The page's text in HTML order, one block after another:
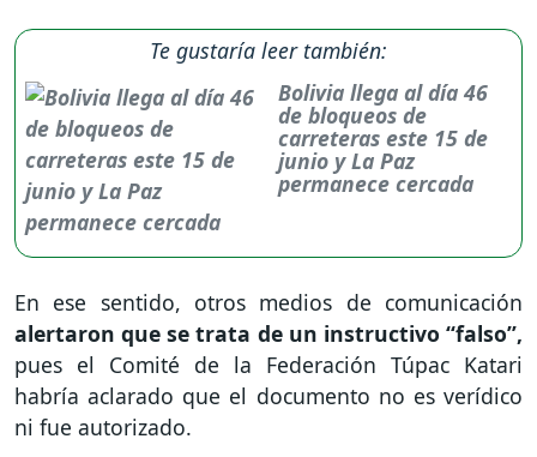
Te gustaría leer también:
Bolivia llega al día 46
de bloqueos de
carreteras este 15 de
junio y La Paz
permanece cercada
En ese sentido, otros medios de comunicación
alertaron que se trata de un instructivo “falso”,
pues el Comité de la Federación Túpac Katari
habría aclarado que el documento no es verídico
ni fue autorizado.